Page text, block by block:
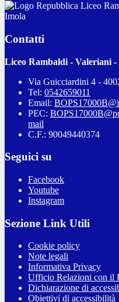
Liceo
Imola
Contatti
Liceo Rambaldi - Valeriani -
Via Guicciardini 4 -
Tel: 0542659011
Email:
PEC:
mail
C.F.: 90049440374
Seguici su
Facebook
Youtube
Instagram
Sezione Link Utili
Cookie policy
Note legali
Informativa Privacy
Ufficio Relazioni con il
Dichiarazione di
Obiettivi di accessibilità